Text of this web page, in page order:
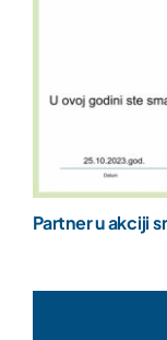
Partner u akciji